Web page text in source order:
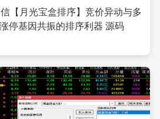
【月光宝盒排序】竞价异动与多
涨停基因共振的排序利器 源码